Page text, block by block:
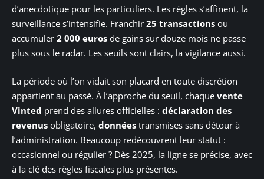
d’anecdotique pour les particuliers. Les règles s’affinent, la
surveillance s’intensifie. Franchir 25 transactions ou
accumuler 2 000 euros de gains sur douze mois ne passe
plus sous le radar. Les seuils sont clairs, la vigilance aussi.
La période où l’on vidait son placard en toute discrétion
appartient au passé. À l’approche du seuil, chaque vente
Vinted prend des allures officielles : déclaration des
revenus obligatoire, données transmises sans détour à
l’administration. Beaucoup redécouvrent leur statut :
occasionnel ou régulier ? Dès 2025, la ligne se précise, avec
à la clé des règles fiscales plus présentes.